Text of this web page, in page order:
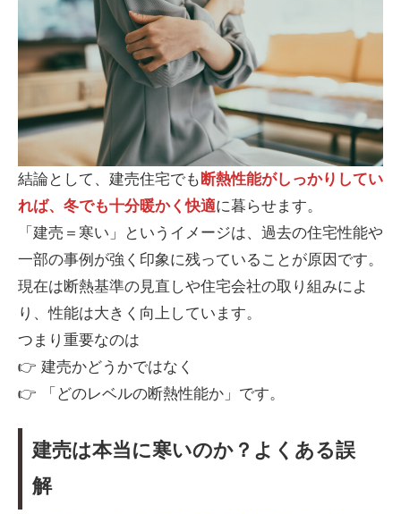
結論として、建売住宅でも 断熱性能がしっかりしてい
れば、冬でも十分暖かく快適に暮らせます。
「建売＝寒い」というイメージは、過去の住宅性能や
一部の事例が強く印象に残っていることが原因です。
現在は断熱基準の見直しや住宅会社の取り組みによ
り、性能は大きく向上しています。
つまり重要なのは
👉 建売かどうかではなく
👉 「どのレベルの断熱性能か」です。
建売は本当に寒いのか？よくある誤
解